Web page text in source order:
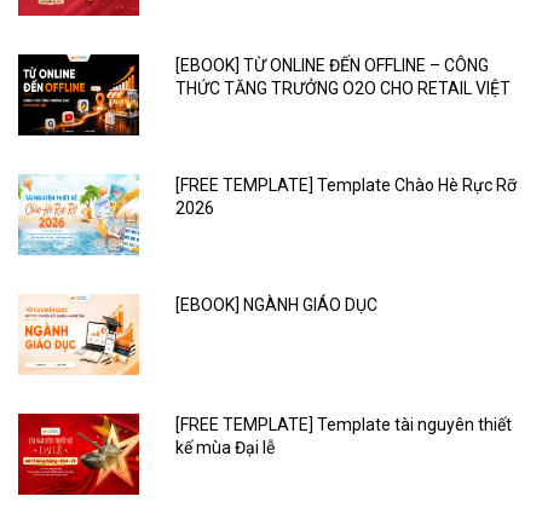
[EBOOK] TỪ ONLINE ĐẾN OFFLINE – CÔNG
THỨC TĂNG TRƯỞNG O2O CHO RETAIL VIỆT
[FREE TEMPLATE] Template Chào Hè Rực Rỡ
2026
[EBOOK] NGÀNH GIÁO DỤC
[FREE TEMPLATE] Template tài nguyên thiết
kế mùa Đại lễ